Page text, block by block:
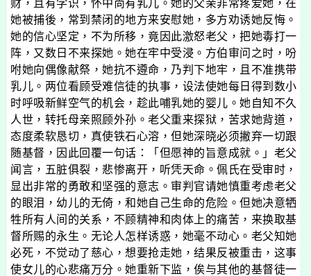
财，且有学识，怀中尚有乳儿。她的父亲非常疼爱她，在
她被捕後，常到禁闭的地方来安慰她，多方劝诱她反悔。
她的信心坚定，不为所移，竟因此激怒老父，把她毒打一
阵，又数日不来探她。她在牢中受浸。方伯审问之时，吩
咐她向偶像献祭，她抗不遵命，乃判下地牢，且不准携带
乳儿。两位看顾受难信徒的执事，设法使她每日得到数小
时呼吸新鲜空气的机会，趁此哺乳她的婴儿。她自知不久
人世，转托母亲照顾外孙。老父重来探狱，苦求她背道，
态度柔软恳切，真使铁石心溶，但她深晓必须撇弃一切跟
随基督，因此回覆一句话：「但愿神的旨意成就。」老父
闻言，五脏俱裂，悲惨离开，听凭天命。佩氏在受审时，
显出非常的勇敢和坚强的意志。审判官请她慎重考虑老父
的眼泪，幼儿的无倚，和她自己生命的危险。但她决意牺
牲所有人间的关系，不顾精神和肉体上的痛苦，来换取基
督所赐的永生。无论人怎样诱惑，她毫不动心。老父知她
必死，不觉动了慈心，想要抢走她，结果反被重击，这事
使女儿的心悲痛万分。她重新下监，俟与其他的基督徒一